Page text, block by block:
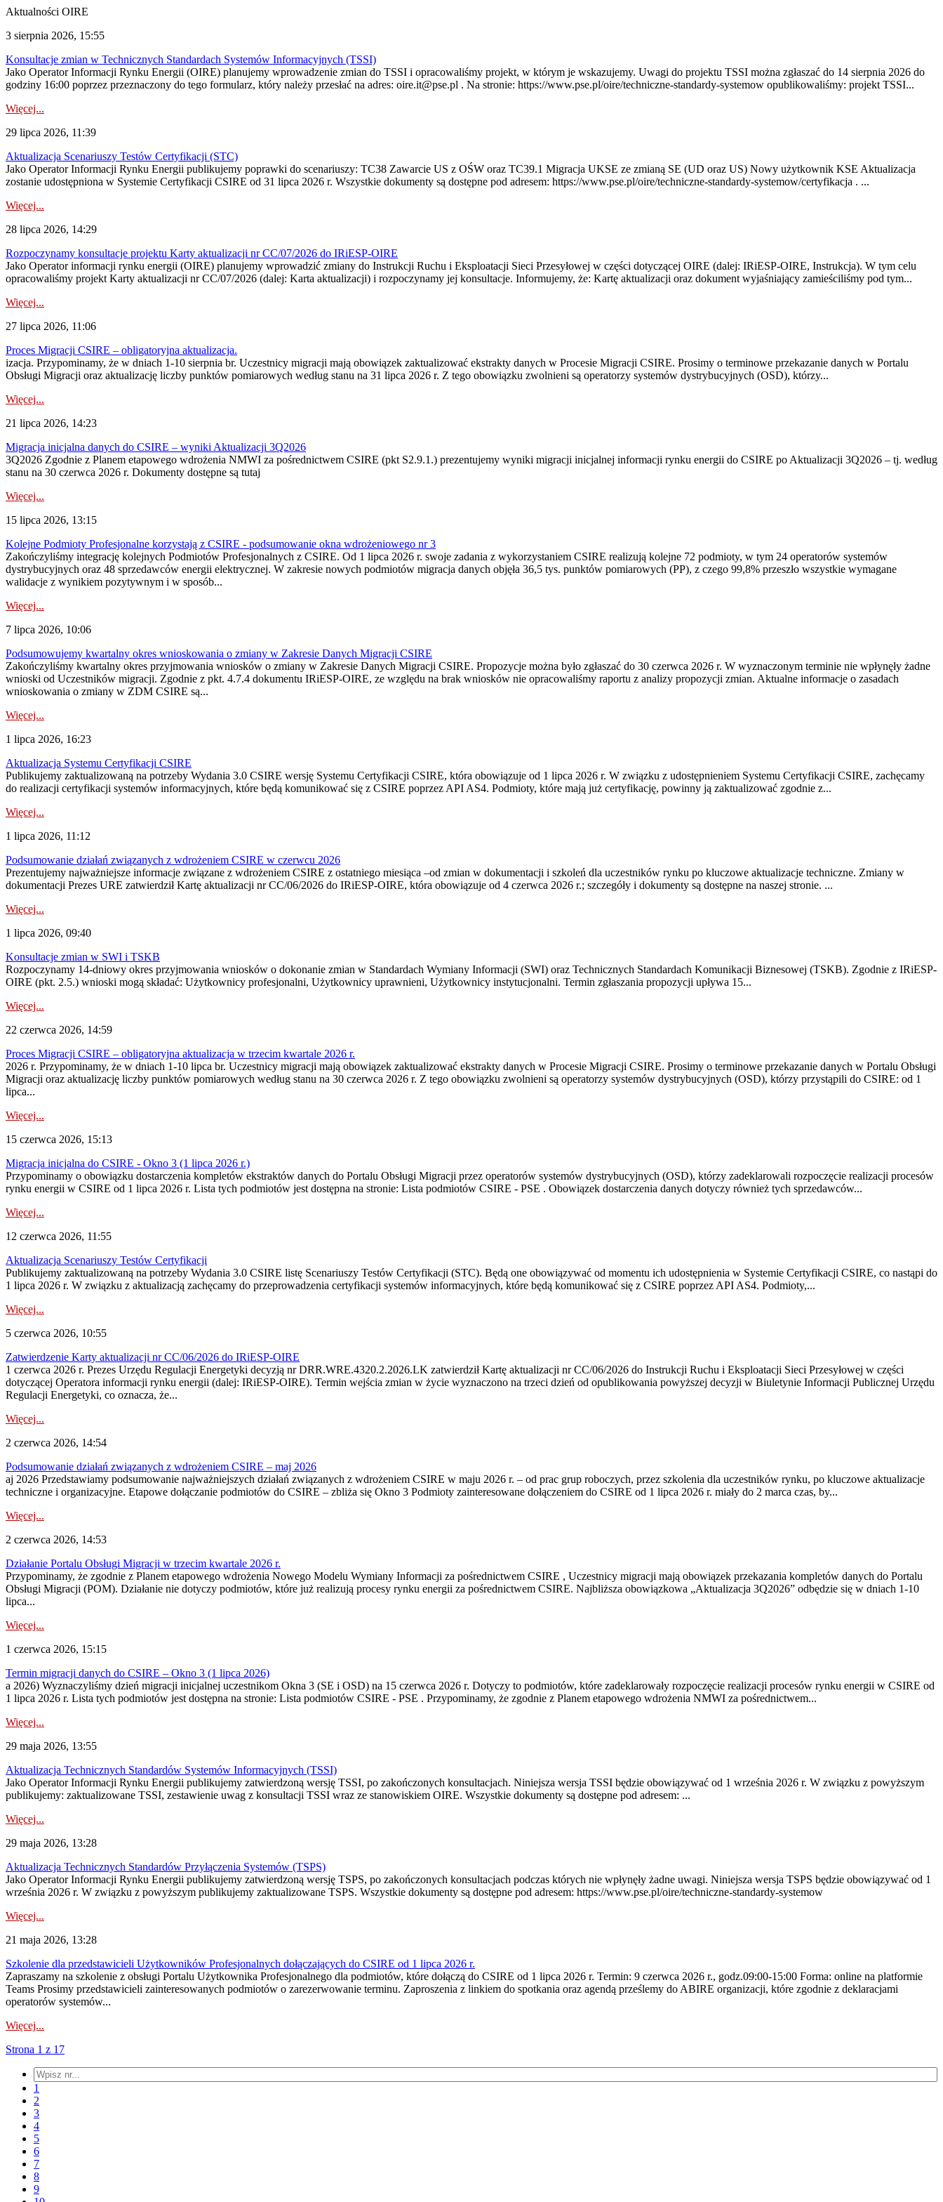
Aktualności OIRE
3 sierpnia 2026, 15:55
Konsultacje zmian w Technicznych Standardach Systemów Informacyjnych (TSSI)
Jako Operator Informacji Rynku Energii (OIRE) planujemy wprowadzenie zmian do TSSI i opracowaliśmy projekt, w którym je wskazujemy. Uwagi do projektu TSSI można zgłaszać do 14 sierpnia 2026 do
godziny 16:00 poprzez przeznaczony do tego formularz, który należy przesłać na adres: oire.it@pse.pl . Na stronie: https://www.pse.pl/oire/techniczne-standardy-systemow opublikowaliśmy: projekt TSSI...
Więcej...
29 lipca 2026, 11:39
Aktualizacja Scenariuszy Testów Certyfikacji (STC)
Jako Operator Informacji Rynku Energii publikujemy poprawki do scenariuszy: TC38 Zawarcie US z OŚW oraz TC39.1 Migracja UKSE ze zmianą SE (UD oraz US) Nowy użytkownik KSE Aktualizacja
zostanie udostępniona w Systemie Certyfikacji CSIRE od 31 lipca 2026 r. Wszystkie dokumenty są dostępne pod adresem: https://www.pse.pl/oire/techniczne-standardy-systemow/certyfikacja . ...
Więcej...
28 lipca 2026, 14:29
Rozpoczynamy konsultacje projektu Karty aktualizacji nr CC/07/2026 do IRiESP-OIRE
Jako Operator informacji rynku energii (OIRE) planujemy wprowadzić zmiany do Instrukcji Ruchu i Eksploatacji Sieci Przesyłowej w części dotyczącej OIRE (dalej: IRiESP-OIRE, Instrukcja). W tym celu
opracowaliśmy projekt Karty aktualizacji nr CC/07/2026 (dalej: Karta aktualizacji) i rozpoczynamy jej konsultacje. Informujemy, że: Kartę aktualizacji oraz dokument wyjaśniający zamieściliśmy pod tym...
Więcej...
27 lipca 2026, 11:06
Proces Migracji CSIRE – obligatoryjna aktualizacja.
izacja. Przypominamy, że w dniach 1-10 sierpnia br. Uczestnicy migracji mają obowiązek zaktualizować ekstrakty danych w Procesie Migracji CSIRE. Prosimy o terminowe przekazanie danych w Portalu
Obsługi Migracji oraz aktualizację liczby punktów pomiarowych według stanu na 31 lipca 2026 r. Z tego obowiązku zwolnieni są operatorzy systemów dystrybucyjnych (OSD), którzy...
Więcej...
21 lipca 2026, 14:23
Migracja inicjalna danych do CSIRE – wyniki Aktualizacji 3Q2026
3Q2026 Zgodnie z Planem etapowego wdrożenia NMWI za pośrednictwem CSIRE (pkt S2.9.1.) prezentujemy wyniki migracji inicjalnej informacji rynku energii do CSIRE po Aktualizacji 3Q2026 – tj. według
stanu na 30 czerwca 2026 r. Dokumenty dostępne są tutaj
Więcej...
15 lipca 2026, 13:15
Kolejne Podmioty Profesjonalne korzystają z CSIRE - podsumowanie okna wdrożeniowego nr 3
Zakończyliśmy integrację kolejnych Podmiotów Profesjonalnych z CSIRE. Od 1 lipca 2026 r. swoje zadania z wykorzystaniem CSIRE realizują kolejne 72 podmioty, w tym 24 operatorów systemów
dystrybucyjnych oraz 48 sprzedawców energii elektrycznej. W zakresie nowych podmiotów migracja danych objęła 36,5 tys. punktów pomiarowych (PP), z czego 99,8% przeszło wszystkie wymagane
walidacje z wynikiem pozytywnym i w sposób...
Więcej...
7 lipca 2026, 10:06
Podsumowujemy kwartalny okres wnioskowania o zmiany w Zakresie Danych Migracji CSIRE
Zakończyliśmy kwartalny okres przyjmowania wniosków o zmiany w Zakresie Danych Migracji CSIRE. Propozycje można było zgłaszać do 30 czerwca 2026 r. W wyznaczonym terminie nie wpłynęły żadne
wnioski od Uczestników migracji. Zgodnie z pkt. 4.7.4 dokumentu IRiESP-OIRE, ze względu na brak wniosków nie opracowaliśmy raportu z analizy propozycji zmian. Aktualne informacje o zasadach
wnioskowania o zmiany w ZDM CSIRE są...
Więcej...
1 lipca 2026, 16:23
Aktualizacja Systemu Certyfikacji CSIRE
Publikujemy zaktualizowaną na potrzeby Wydania 3.0 CSIRE wersję Systemu Certyfikacji CSIRE, która obowiązuje od 1 lipca 2026 r. W związku z udostępnieniem Systemu Certyfikacji CSIRE, zachęcamy
do realizacji certyfikacji systemów informacyjnych, które będą komunikować się z CSIRE poprzez API AS4. Podmioty, które mają już certyfikację, powinny ją zaktualizować zgodnie z...
Więcej...
1 lipca 2026, 11:12
Podsumowanie działań związanych z wdrożeniem CSIRE w czerwcu 2026
Prezentujemy najważniejsze informacje związane z wdrożeniem CSIRE z ostatniego miesiąca –od zmian w dokumentacji i szkoleń dla uczestników rynku po kluczowe aktualizacje techniczne. Zmiany w
dokumentacji Prezes URE zatwierdził Kartę aktualizacji nr CC/06/2026 do IRiESP‑OIRE, która obowiązuje od 4 czerwca 2026 r.; szczegóły i dokumenty są dostępne na naszej stronie. ...
Więcej...
1 lipca 2026, 09:40
Konsultacje zmian w SWI i TSKB
Rozpoczynamy 14-dniowy okres przyjmowania wniosków o dokonanie zmian w Standardach Wymiany Informacji (SWI) oraz Technicznych Standardach Komunikacji Biznesowej (TSKB). Zgodnie z IRiESP-
OIRE (pkt. 2.5.) wnioski mogą składać: Użytkownicy profesjonalni, Użytkownicy uprawnieni, Użytkownicy instytucjonalni. Termin zgłaszania propozycji upływa 15...
Więcej...
22 czerwca 2026, 14:59
Proces Migracji CSIRE – obligatoryjna aktualizacja w trzecim kwartale 2026 r.
2026 r. Przypominamy, że w dniach 1-10 lipca br. Uczestnicy migracji mają obowiązek zaktualizować ekstrakty danych w Procesie Migracji CSIRE. Prosimy o terminowe przekazanie danych w Portalu Obsługi
Migracji oraz aktualizację liczby punktów pomiarowych według stanu na 30 czerwca 2026 r. Z tego obowiązku zwolnieni są operatorzy systemów dystrybucyjnych (OSD), którzy przystąpili do CSIRE: od 1
lipca...
Więcej...
15 czerwca 2026, 15:13
Migracja inicjalna do CSIRE - Okno 3 (1 lipca 2026 r.)
Przypominamy o obowiązku dostarczenia kompletów ekstraktów danych do Portalu Obsługi Migracji przez operatorów systemów dystrybucyjnych (OSD), którzy zadeklarowali rozpoczęcie realizacji procesów
rynku energii w CSIRE od 1 lipca 2026 r. Lista tych podmiotów jest dostępna na stronie: Lista podmiotów CSIRE - PSE . Obowiązek dostarczenia danych dotyczy również tych sprzedawców...
Więcej...
12 czerwca 2026, 11:55
Aktualizacja Scenariuszy Testów Certyfikacji
Publikujemy zaktualizowaną na potrzeby Wydania 3.0 CSIRE listę Scenariuszy Testów Certyfikacji (STC). Będą one obowiązywać od momentu ich udostępnienia w Systemie Certyfikacji CSIRE, co nastąpi do
1 lipca 2026 r. W związku z aktualizacją zachęcamy do przeprowadzenia certyfikacji systemów informacyjnych, które będą komunikować się z CSIRE poprzez API AS4. Podmioty,...
Więcej...
5 czerwca 2026, 10:55
Zatwierdzenie Karty aktualizacji nr CC/06/2026 do IRiESP-OIRE
1 czerwca 2026 r. Prezes Urzędu Regulacji Energetyki decyzją nr DRR.WRE.4320.2.2026.LK zatwierdził Kartę aktualizacji nr CC/06/2026 do Instrukcji Ruchu i Eksploatacji Sieci Przesyłowej w części
dotyczącej Operatora informacji rynku energii (dalej: IRiESP-OIRE). Termin wejścia zmian w życie wyznaczono na trzeci dzień od opublikowania powyższej decyzji w Biuletynie Informacji Publicznej Urzędu
Regulacji Energetyki, co oznacza, że...
Więcej...
2 czerwca 2026, 14:54
Podsumowanie działań związanych z wdrożeniem CSIRE – maj 2026
aj 2026 Przedstawiamy podsumowanie najważniejszych działań związanych z wdrożeniem CSIRE w maju 2026 r. – od prac grup roboczych, przez szkolenia dla uczestników rynku, po kluczowe aktualizacje
techniczne i organizacyjne. Etapowe dołączanie podmiotów do CSIRE – zbliża się Okno 3 Podmioty zainteresowane dołączeniem do CSIRE od 1 lipca 2026 r. miały do 2 marca czas, by...
Więcej...
2 czerwca 2026, 14:53
Działanie Portalu Obsługi Migracji w trzecim kwartale 2026 r.
Przypominamy, że zgodnie z Planem etapowego wdrożenia Nowego Modelu Wymiany Informacji za pośrednictwem CSIRE , Uczestnicy migracji mają obowiązek przekazania kompletów danych do Portalu
Obsługi Migracji (POM). Działanie nie dotyczy podmiotów, które już realizują procesy rynku energii za pośrednictwem CSIRE. Najbliższa obowiązkowa „Aktualizacja 3Q2026” odbędzie się w dniach 1-10
lipca...
Więcej...
1 czerwca 2026, 15:15
Termin migracji danych do CSIRE – Okno 3 (1 lipca 2026)
a 2026) Wyznaczyliśmy dzień migracji inicjalnej uczestnikom Okna 3 (SE i OSD) na 15 czerwca 2026 r. Dotyczy to podmiotów, które zadeklarowały rozpoczęcie realizacji procesów rynku energii w CSIRE od
1 lipca 2026 r. Lista tych podmiotów jest dostępna na stronie: Lista podmiotów CSIRE - PSE . Przypominamy, że zgodnie z Planem etapowego wdrożenia NMWI za pośrednictwem...
Więcej...
29 maja 2026, 13:55
Aktualizacja Technicznych Standardów Systemów Informacyjnych (TSSI)
Jako Operator Informacji Rynku Energii publikujemy zatwierdzoną wersję TSSI, po zakończonych konsultacjach. Niniejsza wersja TSSI będzie obowiązywać od 1 września 2026 r. W związku z powyższym
publikujemy: zaktualizowane TSSI, zestawienie uwag z konsultacji TSSI wraz ze stanowiskiem OIRE. Wszystkie dokumenty są dostępne pod adresem: ...
Więcej...
29 maja 2026, 13:28
Aktualizacja Technicznych Standardów Przyłączenia Systemów (TSPS)
Jako Operator Informacji Rynku Energii publikujemy zatwierdzoną wersję TSPS, po zakończonych konsultacjach podczas których nie wpłynęły żadne uwagi. Niniejsza wersja TSPS będzie obowiązywać od 1
września 2026 r. W związku z powyższym publikujemy zaktualizowane TSPS. Wszystkie dokumenty są dostępne pod adresem: https://www.pse.pl/oire/techniczne-standardy-systemow
Więcej...
21 maja 2026, 13:28
Szkolenie dla przedstawicieli Użytkowników Profesjonalnych dołączających do CSIRE od 1 lipca 2026 r.
Zapraszamy na szkolenie z obsługi Portalu Użytkownika Profesjonalnego dla podmiotów, które dołączą do CSIRE od 1 lipca 2026 r. Termin: 9 czerwca 2026 r., godz.09:00-15:00 Forma: online na platformie
Teams Prosimy przedstawicieli zainteresowanych podmiotów o zarezerwowanie terminu. Zaproszenia z linkiem do spotkania oraz agendą prześlemy do ABIRE organizacji, które zgodnie z deklaracjami
operatorów systemów...
Więcej...
Strona 1 z 17
1
2
3
4
5
6
7
8
9